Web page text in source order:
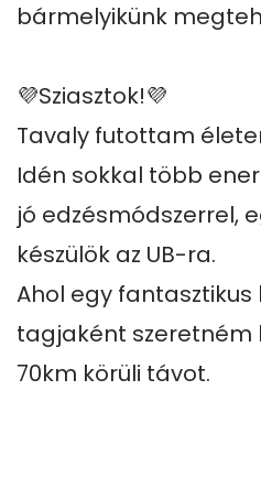
bármelyikünk
💜Sziasztok!💜
Tavaly futottam
Idén sokkal több
jó edzésmódszerrel,
készülök az UB-ra.
Ahol egy
tagjaként szeretném
70km körüli távot.